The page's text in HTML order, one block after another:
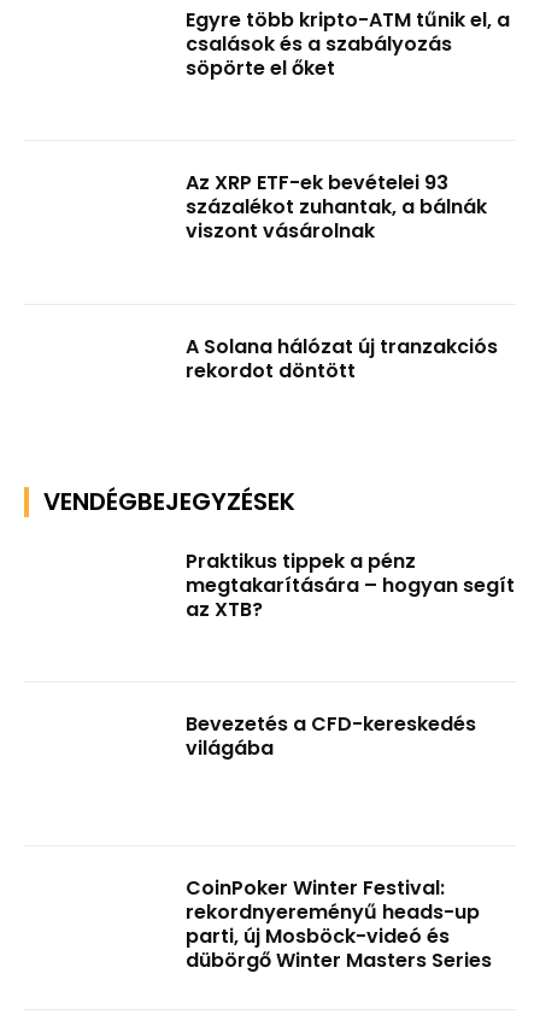
Egyre több kripto-ATM tűnik el, a
csalások és a szabályozás
söpörte el őket
Az XRP ETF-ek bevételei 93
százalékot zuhantak, a bálnák
viszont vásárolnak
A Solana hálózat új tranzakciós
rekordot döntött
VENDÉGBEJEGYZÉSEK
Praktikus tippek a pénz
megtakarítására – hogyan segít
az XTB?
Bevezetés a CFD-kereskedés
világába
CoinPoker Winter Festival:
rekordnyereményű heads-up
parti, új Mosböck-videó és
dübörgő Winter Masters Series